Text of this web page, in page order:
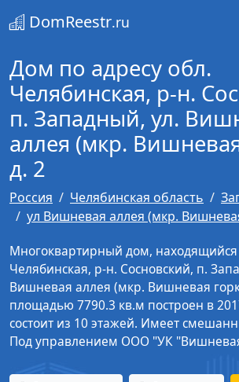
DomReestr.ru
Дом по адресу обл.
Челябинская, р-н.
п. Западный, ул.
аллея (мкр.
д. 2
Россия Челябинская область
ул Вишневая аллея (мкр.
Многоквартирный дом, находящийся
Челябинская, р-н. Сосновский, п.
Вишневая аллея (мкр. Вишневая
площадью 7790.3 кв.м построен в
состоит из 10 этажей. Имеет
Под управлением ООО "УК